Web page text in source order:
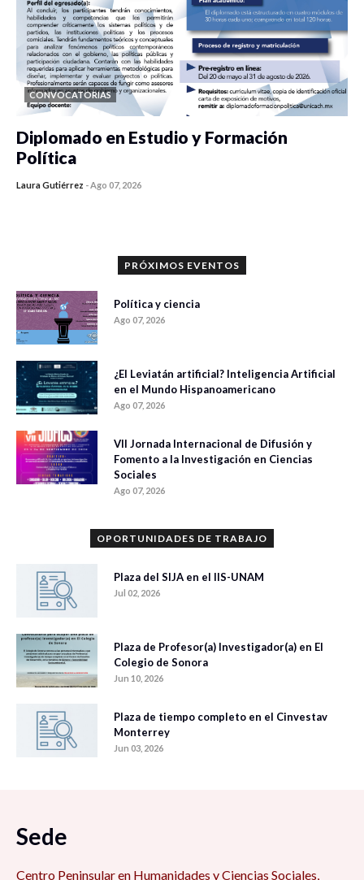
CONVOCATORIAS
Diplomado en Estudio y Formación
Política
Laura Gutiérrez -Ago 07, 2026
PRÓXIMOS EVENTOS
Política y ciencia
Ago 07, 2026
¿El Leviatán artificial? Inteligencia Artificial
en el Mundo Hispanoamericano
Ago 07, 2026
VII Jornada Internacional de Difusión y
Fomento a la Investigación en Ciencias
Sociales
Ago 07, 2026
OPORTUNIDADES DE TRABAJO
Plaza del SIJA en el IIS-UNAM
Jul 02, 2026
Plaza de Profesor(a) Investigador(a) en El
Colegio de Sonora
Jun 10, 2026
Plaza de tiempo completo en el Cinvestav
Monterrey
Jun 03, 2026
Sede
Centro Peninsular en Humanidades y Ciencias Sociales,